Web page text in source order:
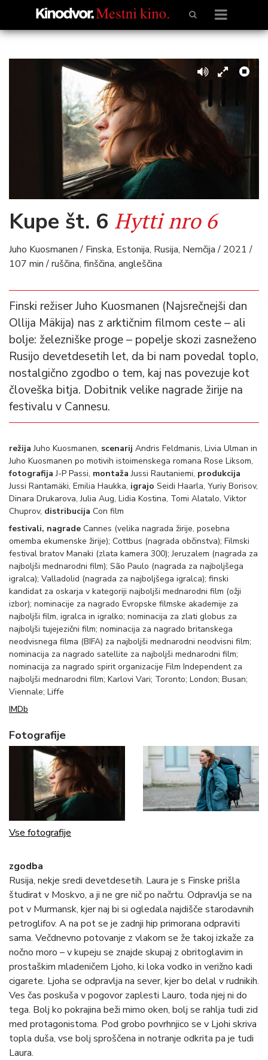
Kupe št. 6 Hytti nro 6
Juho Kuosmanen / Finska, Estonija, Rusija, Nemčija / 2021 /
107 min / ruščina, finščina, angleščina
Finski režiser Juho Kuosmanen (Najsrečnejši dan
Ollija Mäkija) nas z arktičnim filmom ceste – ali
bolje: železniške proge – popelje skozi zasneženo
Rusijo devetdesetih let, da bi nam povedal toplo,
nostalgično zgodbo o tem, kaj nas povezuje kot
človeška bitja. Dobitnik velike nagrade žirije na
festivalu v Cannesu.
režijaJuho Kuosmanen, scenarij Andris Feldmanis, Livia Ulman in
Juho Kuosmanen po motivih istoimenskega romana Rose Liksom,
fotografijaJ-P Passi, montažaJussi Rautaniemi, produkcija
Jussi Rantamäki, Emilia Haukka, igrajo Seidi Haarla, Yuriy Borisov,
Dinara Drukarova, Julia Aug, Lidia Kostina, Tomi Alatalo, Viktor
Chuprov, distribucija Con film
festivali, nagrade Cannes (velika nagrada žirije, posebna
omemba ekumenske žirije); Cottbus (nagrada občinstva); Filmski
festival bratov Manaki (zlata kamera 300); Jeruzalem (nagrada za
najboljši mednarodni film); São Paulo (nagrada za najboljšega
igralca); Valladolid (nagrada za najboljšega igralca); finski
kandidat za oskarja v kategoriji najboljši mednarodni film (ožji
izbor); nominacije za nagrado Evropske filmske akademije za
najboljši film, igralca in igralko; nominacija za zlati globus za
najboljši tujejezični film; nominacija za nagrado britanskega
neodvisnega filma (BIFA) za najboljši mednarodni neodvisni film;
nominacija za nagrado satellite za najboljši mednarodni film;
nominacija za nagrado spirit organizacije Film Independent za
najboljši mednarodni film; Karlovi Vari; Toronto; London; Busan;
Viennale; Liffe
IMDb
Fotografije
Vse fotografije
zgodba
Rusija, nekje sredi devetdesetih. Laura je s Finske prišla
študirat v Moskvo, a ji ne gre nič po načrtu. Odpravlja se na
pot v Murmansk, kjer naj bi si ogledala najdišče starodavnih
petroglifov. A na pot se je zadnji hip primorana odpraviti
sama. Večdnevno potovanje z vlakom se že takoj izkaže za
nočno moro – v kupeju se znajde skupaj z obritoglavim in
prostaškim mladeničem Ljoho, ki loka vodko in verižno kadi
cigarete. Ljoha se odpravlja na sever, kjer bo delal v rudnikih.
Ves čas poskuša v pogovor zaplesti Lauro, toda njej ni do
tega. Bolj ko pokrajina beži mimo oken, bolj se rahlja tudi zid
med protagonistoma. Pod grobo povrhnjico se v Ljohi skriva
topla duša, vse bolj sproščena in notranje odkrita pa je tudi
Laura.